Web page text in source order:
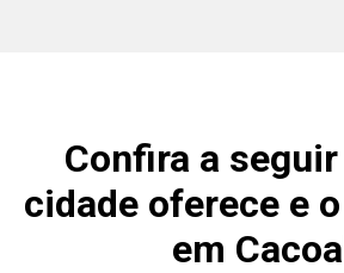
Confira a
cidade oferece e
em